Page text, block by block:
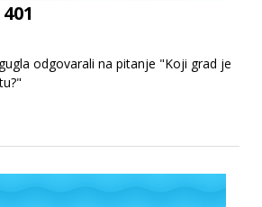
odgovarali na pitanje "Koji grad je